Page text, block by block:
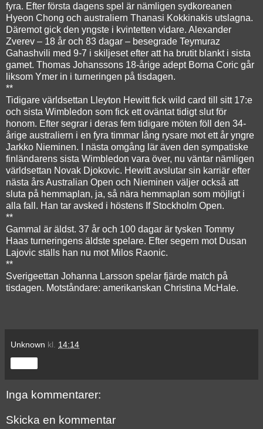
fyra. Efter första dagens spel är nämligen sydkoreanen
Hyeon Chong och australiern Thanasi Kokkinakis utslagna.
Däremot gick den yngste i kvintetten vidare. Alexander
Zverev – 18 år och 83 dagar – besegrade Teymuraz
Gahashvili med 9-7 i skiljeset efter att ha brutit blankt i sista
gamet. Thomas Johanssons 18-årige adept Borna Coric går
liksom Ymer in i turneringen på tisdagen.
**
Tidigare världsettan Lleyton Hewitt fick wild card till sitt 17:e
och sista Wimbledon som fick ett oväntat tidigt slut för
honom. Efter segrar i deras fem tidigare möten föll den 34-
årige australiern i en fyra timmar lång rysare mot ett år yngre
Jarkko Nieminen. I nästa omgång lär även den sympatiske
finländarens sista Wimbledon vara över, nu väntar nämligen
världsettan Novak Djokovic. Hewitt avslutar sin karriär efter
nästa års Australian Open och Nieminen väljer också att
sluta på hemmaplan, ja, så nära hemmaplan som möjligt i
alla fall. Han tar avsked i höstens If Stockholm Open.
**
Gammal är äldst. 37 år och 100 dagar är tysken Tommy
Haas turneringens äldste spelare. Efter segern mot Dusan
Lajovic ställs han nu mot Milos Raonic.
**
Sverigeettan Johanna Larsson spelar fjärde match på
tisdagen. Motståndare: amerikanskan Christina McHale.
Unknown kl. 14:14
Inga kommentarer:
Skicka en kommentar